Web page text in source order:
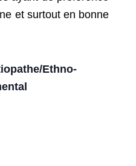
et surtout en bonne
Ethno-